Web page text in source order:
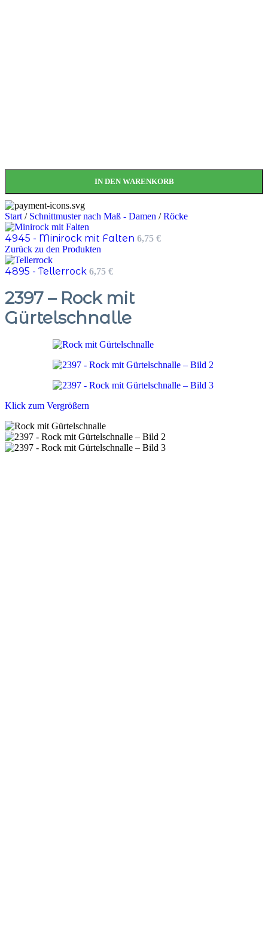
IN DEN WARENKORB
Start / Schnittmuster nach Maß - Damen / Röcke
4945 - Minirock mit Falten 6,75 €
Zurück zu den Produkten
4895 - Tellerrock 6,75 €
2397 – Rock mit
Gürtelschnalle
Klick zum Vergrößern